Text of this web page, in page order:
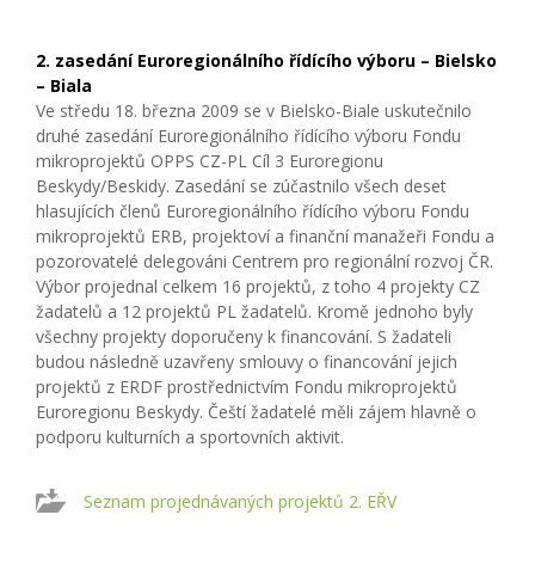
2. zasedání Euroregionálního řídícího výboru – Bielsko
– Biala
Ve středu 18. března 2009 se v Bielsko-Biale uskutečnilo
druhé zasedání Euroregionálního řídícího výboru Fondu
mikroprojektů OPPS CZ-PL Cíl 3 Euroregionu
Beskydy/Beskidy. Zasedání se zúčastnilo všech deset
hlasujících členů Euroregionálního řídícího výboru Fondu
mikroprojektů ERB, projektoví a finanční manažeři Fondu a
pozorovatelé delegováni Centrem pro regionální rozvoj ČR.
Výbor projednal celkem 16 projektů, z toho 4 projekty CZ
žadatelů a 12 projektů PL žadatelů. Kromě jednoho byly
všechny projekty doporučeny k financování. S žadateli
budou následně uzavřeny smlouvy o financování jejich
projektů z ERDF prostřednictvím Fondu mikroprojektů
Euroregionu Beskydy. Čeští žadatelé měli zájem hlavně o
podporu kulturních a sportovních aktivit.
Seznam projednávaných projektů 2. EŘV